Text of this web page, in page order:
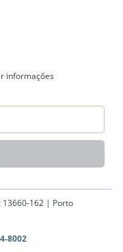
informações
13660-162 | Porto
8002